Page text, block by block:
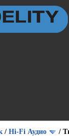
/ Hi-Fi Аудио /